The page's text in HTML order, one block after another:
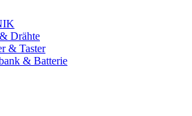
Drähte
& Taster
& Batterie